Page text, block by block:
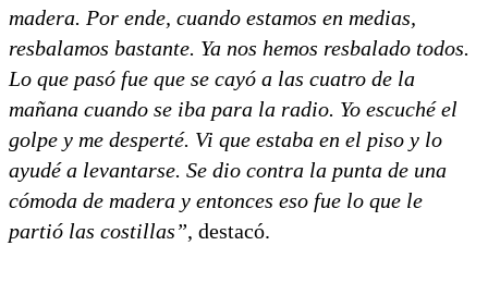
madera. Por ende, cuando estamos en medias,
resbalamos bastante. Ya nos hemos resbalado todos.
Lo que pasó fue que se cayó a las cuatro de la
mañana cuando se iba para la radio. Yo escuché el
golpe y me desperté. Vi que estaba en el piso y lo
ayudé a levantarse. Se dio contra la punta de una
cómoda de madera y entonces eso fue lo que le
partió las costillas”, destacó.